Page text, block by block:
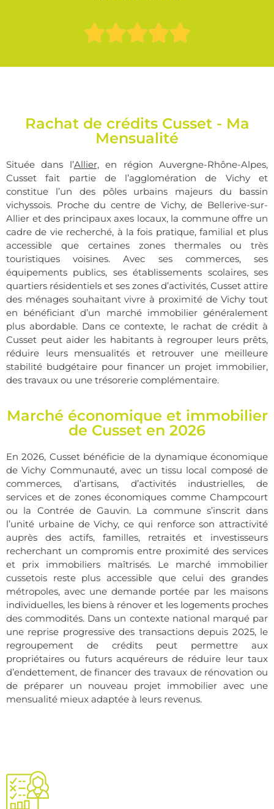
Rachat de crédits Cusset - Ma
Mensualité
Située dans l’Allier,en région Auvergne-Rhône-Alpes,
Cusset fait partie de l’agglomération de Vichy et
constitue l’un des pôles urbains majeurs du bassin
vichyssois. Proche du centre de Vichy, de Bellerive-sur-
Allier et des principaux axes locaux, la commune offre un
cadre de vie recherché, à la fois pratique, familial et plus
accessible que certaines zones thermales ou très
touristiques voisines. Avec ses commerces, ses
équipements publics, ses établissements scolaires, ses
quartiers résidentiels et ses zones d’activités, Cusset attire
des ménages souhaitant vivre à proximité de Vichy tout
en bénéficiant d’un marché immobilier généralement
plus abordable. Dans ce contexte, le rachat de crédit à
Cusset peut aider les habitants à regrouper leurs prêts,
réduire leurs mensualités et retrouver une meilleure
stabilité budgétaire pour financer un projet immobilier,
des travaux ou une trésorerie complémentaire.
Marché économique et immobilier
de Cusset en 2026
En 2026, Cusset bénéficie de la dynamique économique
de Vichy Communauté, avec un tissu local composé de
commerces, d’artisans, d’activités industrielles, de
services et de zones économiques comme Champcourt
ou la Contrée de Gauvin. La commune s’inscrit dans
l’unité urbaine de Vichy, ce qui renforce son attractivité
auprès des actifs, familles, retraités et investisseurs
recherchant un compromis entre proximité des services
et prix immobiliers maîtrisés. Le marché immobilier
cussetois reste plus accessible que celui des grandes
métropoles, avec une demande portée par les maisons
individuelles, les biens à rénover et les logements proches
des commodités. Dans un contexte national marqué par
une reprise progressive des transactions depuis 2025, le
regroupement de crédits peut permettre aux
propriétaires ou futurs acquéreurs de réduire leur taux
d’endettement, de financer des travaux de rénovation ou
de préparer un nouveau projet immobilier avec une
mensualité mieux adaptée à leurs revenus.